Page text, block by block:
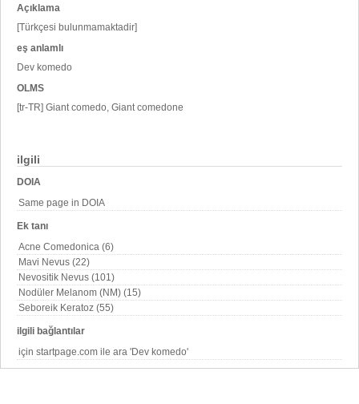
ilgili
DOIA
Same page in DOIA
Ek tanı
Acne Comedonica (6)
Mavi Nevus (22)
Nevositik Nevus (101)
Nodüler Melanom (NM) (15)
Seboreik Keratoz (55)
ilgili bağlantılar
için startpage.com ile ara 'Dev komedo'
Açıklama
[Türkçesi bulunmamaktadir]
eş anlamlı
Dev komedo
OLMS
[tr-TR] Giant comedo, Giant comedone